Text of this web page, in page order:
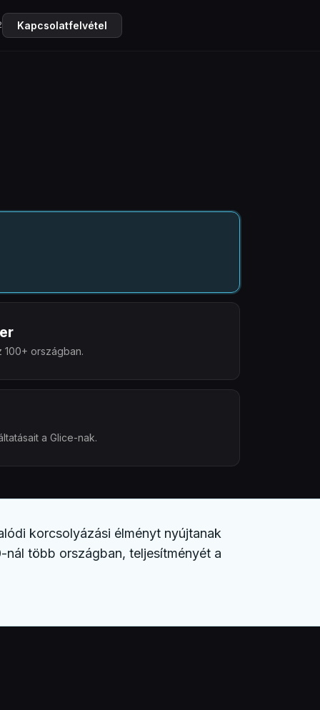
Kapcsolatfelvétel
országban.
a Glice-nak.
korcsolyázási élményt nyújtanak
több országban, teljesítményét a